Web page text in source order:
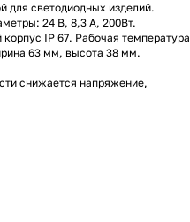
для светодиодных изделий.
24 В, 8,3 А, 200Вт.
IP 67. Рабочая температура
63 мм, высота 38 мм.
снижается напряжение,